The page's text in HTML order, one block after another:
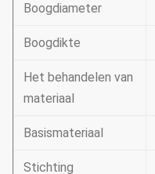
Boogdiameter
Boogdikte
Het behandelen van
materiaal
Basismateriaal
Stichting